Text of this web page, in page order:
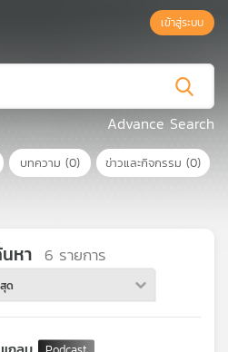
เข้าสู่ระบบ
Advance Search
บทความ (0) ข่าวและกิจกรรม (0)
หา 6 รายการ
ด